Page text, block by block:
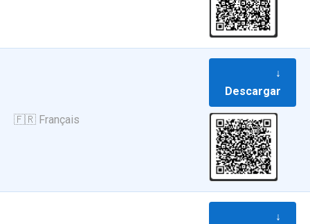
🇫🇷 Français
↓
Descargar
↓